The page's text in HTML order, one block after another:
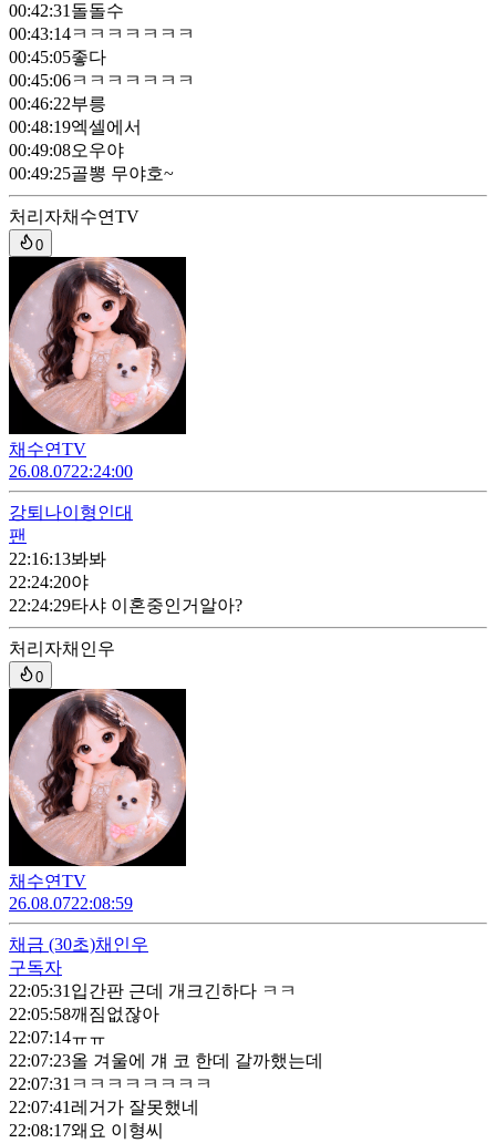
00:42:31 돌돌수
00:43:14ㅋㅋㅋㅋㅋㅋㅋ
00:45:05좋다
00:45:06ㅋㅋㅋㅋㅋㅋㅋ
00:46:22부릉
00:48:19엑셀에서
00:49:08오우야
00:49:25골뽕 무야호~
처리자채수연TV
0
채수연TV
26.08.0722:24:00
강퇴 나이형인대
팬
22:16:13봐봐
22:24:20야
22:24:29타샤 이혼중인거알아?
처리자채인우
0
채수연TV
26.08.0722:08:59
채금 (30초)채인우
구독자
22:05:31 입간판 근데 개크긴하다 ㅋㅋ
22:05:58깨짐없잖아
22:07:14ㅠㅠ
22:07:23올 겨울에 걔 코 한데 갈까했는데
22:07:31 ㅋㅋㅋㅋㅋㅋㅋㅋ
22:07:41 레거가 잘못했네
22:08:17왜요 이형씨